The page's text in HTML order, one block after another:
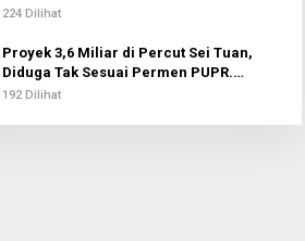
Group
224 Dilihat
Proyek 3,6 Miliar di Percut Sei Tuan,
Diduga Tak Sesuai Permen PUPR.
Volume dan Nama Pengawas Tidak
192 Dilihat